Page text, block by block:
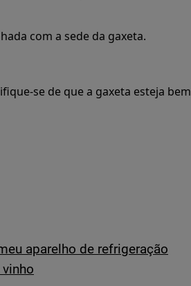
com a sede da gaxeta.
se de que a gaxeta esteja bem
aparelho de refrigeração